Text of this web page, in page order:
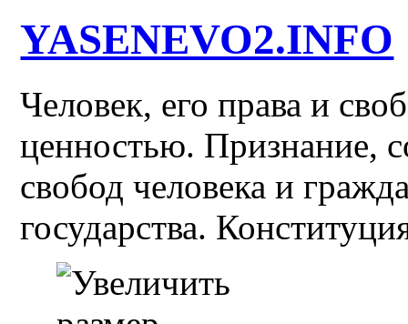
YASENEVO2.INFO
Человек, его права и
ценностью. Признание,
свобод человека и
государства.